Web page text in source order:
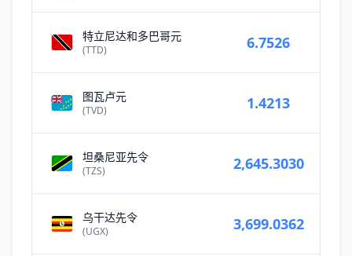
特立尼达和多巴哥元
(TTD) 6.7526
图瓦卢元
(TVD) 1.4213
坦桑尼亚先令
(TZS) 2,645.3030
乌干达先令
(UGX) 3,699.0362